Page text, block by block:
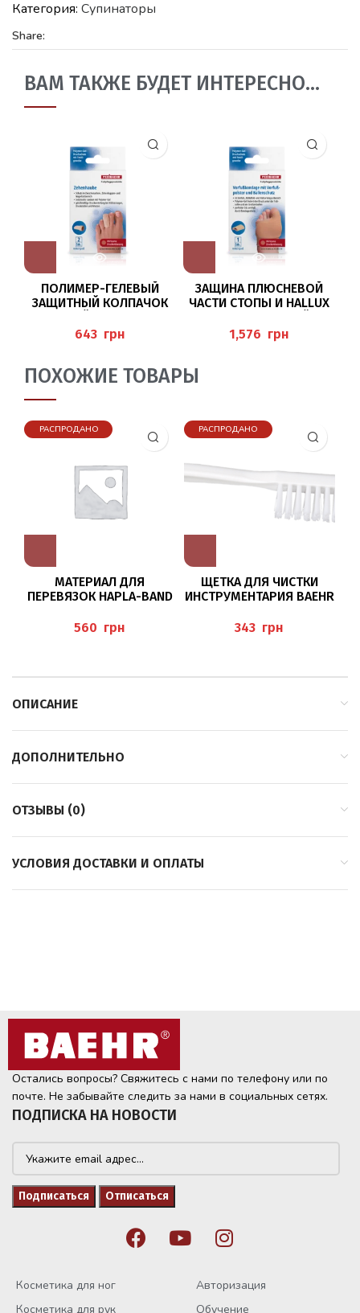
Категория: Супинаторы
Share:
ВАМ ТАКЖЕ БУДЕТ ИНТЕРЕСНО…
ПОЛИМЕР-ГЕЛЕВЫЙ
ЗАЩИТНЫЙ КОЛПАЧОК
) PEDIBAEHR
грн
ЗАЩИНА ПЛЮСНЕВОЙ
ЧАСТИ СТОПЫ И HALLUX
(VORFUSSBANDAGE MIT
VORFUSSPOLSTER UND
грн
ПОХОЖИЕ ТОВАРЫ
РАСПРОДАНО
МАТЕРИАЛ ДЛЯ
ПЕРЕВЯЗОК HAPLA-BAND
грн
РАСПРОДАНО
ЩЕТКА ДЛЯ ЧИСТКИ
ИНСТРУМЕНТАРИЯ BAEHR
грн
ОПИСАНИЕ
ДОПОЛНИТЕЛЬНО
ОТЗЫВЫ (0)
УСЛОВИЯ ДОСТАВКИ И ОПЛАТЫ
Остались вопросы? Свяжитесь с нами по телефону или по
почте. Не забывайте следить за нами в социальных сетях.
ПОДПИСКА НА НОВОСТИ
Косметика для ног
Косметика для рук
Авторизация
Обучение